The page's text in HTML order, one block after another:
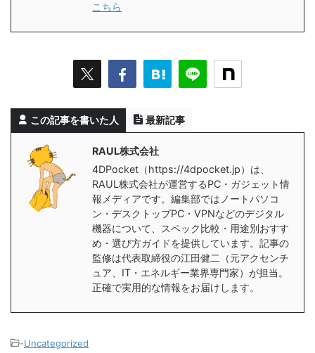
こちら
この記事を書いた人 最新記事
RAUL株式会社
4DPocket（https://4dpocket.jp）は、
RAUL株式会社が運営するPC・ガジェット情
報メディアです。編集部ではノートパソコ
ン・デスクトップPC・VPNなどのデジタル
機器について、スペック比較・用途別おすす
め・選び方ガイドを提供しています。記事の
監修は代表取締役の江田健二（元アクセンチ
ュア、IT・エネルギー業界専門家）が担当。
正確で実用的な情報をお届けします。
-Uncategorized